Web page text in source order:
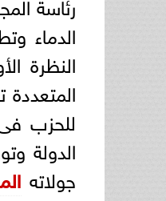
الدماء
النظرة
للحزب
الدولة
جولاته